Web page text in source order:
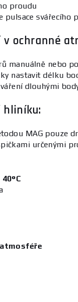
proudu
pulsace svářecího
v ochranné
manuálně nebo
nastavit délku
dlouhými
hliníku:
MAG pouze
určenými
atmosféře